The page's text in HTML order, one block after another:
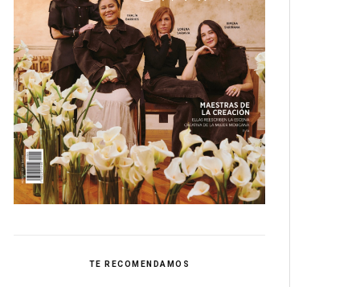
TE RECOMENDAMOS